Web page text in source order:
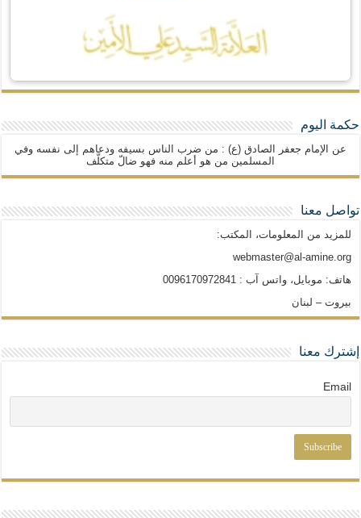
حكمة اليوم
عن الإمام جعفر الصادق (ع) : من ضرب الناس بسيفه ودعاهم إلى نفسه وفي
المسلمين من هو أعلم منه فهو ضالّ متكلّف
تواصل معنا
للمزيد من المعلومات، المكتب:
webmaster@al-amine.org
هاتف: موبايل، واتس آب : 0096170972841
بيروت – لبنان
إشترك معنا
Email